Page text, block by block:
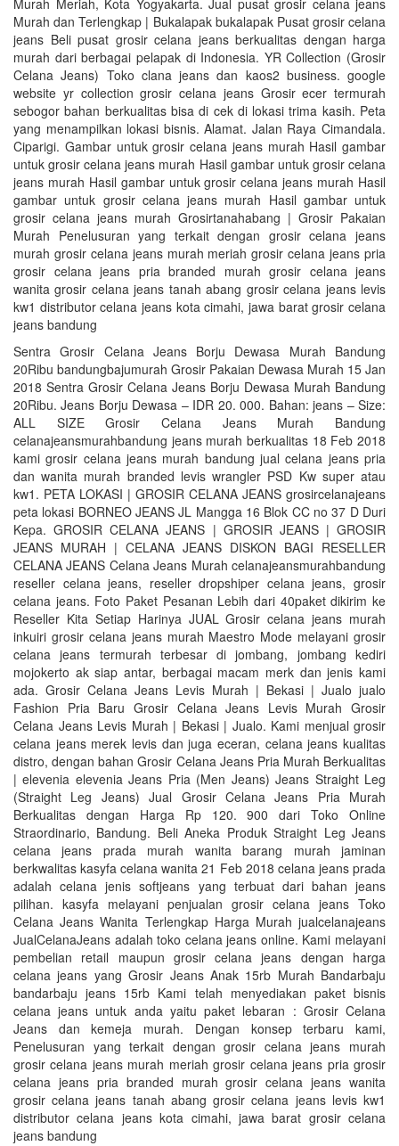
Murah Meriah, Kota Yogyakarta. Jual pusat grosir celana jeans
Murah dan Terlengkap | Bukalapak bukalapak Pusat grosir celana
jeans Beli pusat grosir celana jeans berkualitas dengan harga
murah dari berbagai pelapak di Indonesia. YR Collection (Grosir
Celana Jeans) Toko clana jeans dan kaos2 business. google
website yr collection grosir celana jeans Grosir ecer termurah
sebogor bahan berkualitas bisa di cek di lokasi trima kasih. Peta
yang menampilkan lokasi bisnis. Alamat. Jalan Raya Cimandala.
Ciparigi. Gambar untuk grosir celana jeans murah Hasil gambar
untuk grosir celana jeans murah Hasil gambar untuk grosir celana
jeans murah Hasil gambar untuk grosir celana jeans murah Hasil
gambar untuk grosir celana jeans murah Hasil gambar untuk
grosir celana jeans murah Grosirtanahabang | Grosir Pakaian
Murah‎ Penelusuran yang terkait dengan grosir celana jeans
murah grosir celana jeans murah meriah grosir celana jeans pria
grosir celana jeans pria branded murah grosir celana jeans
wanita grosir celana jeans tanah abang grosir celana jeans levis
kw1 distributor celana jeans kota cimahi, jawa barat grosir celana
jeans bandung
Sentra Grosir Celana Jeans Borju Dewasa Murah Bandung
20Ribu bandungbajumurah Grosir Pakaian Dewasa Murah 15 Jan
2018 Sentra Grosir Celana Jeans Borju Dewasa Murah Bandung
20Ribu. Jeans Borju Dewasa – IDR 20. 000. Bahan: jeans – Size:
ALL SIZE Grosir Celana Jeans Murah Bandung
celanajeansmurahbandung jeans murah berkualitas 18 Feb 2018
kami grosir celana jeans murah bandung jual celana jeans pria
dan wanita murah branded levis wrangler PSD Kw super atau
kw1. PETA LOKASI | GROSIR CELANA JEANS grosircelanajeans
peta lokasi BORNEO JEANS JL Mangga 16 Blok CC no 37 D Duri
Kepa. GROSIR CELANA JEANS | GROSIR JEANS | GROSIR
JEANS MURAH | CELANA JEANS DISKON BAGI RESELLER
CELANA JEANS Celana Jeans Murah celanajeansmurahbandung
reseller celana jeans, reseller dropshiper celana jeans, grosir
celana jeans. Foto Paket Pesanan Lebih dari 40paket dikirim ke
Reseller Kita Setiap Harinya JUAL Grosir celana jeans murah
inkuiri grosir celana jeans murah Maestro Mode melayani grosir
celana jeans termurah terbesar di jombang, jombang kediri
mojokerto ak siap antar, berbagai macam merk dan jenis kami
ada. Grosir Celana Jeans Levis Murah | Bekasi | Jualo jualo
Fashion Pria Baru Grosir Celana Jeans Levis Murah Grosir
Celana Jeans Levis Murah | Bekasi | Jualo. Kami menjual grosir
celana jeans merek levis dan juga eceran, celana jeans kualitas
distro, dengan bahan Grosir Celana Jeans Pria Murah Berkualitas
| elevenia elevenia Jeans Pria (Men Jeans) Jeans Straight Leg
(Straight Leg Jeans) Jual Grosir Celana Jeans Pria Murah
Berkualitas dengan Harga Rp 120. 900 dari Toko Online
Straordinario, Bandung. Beli Aneka Produk Straight Leg Jeans
celana jeans prada murah wanita barang murah jaminan
berkwalitas kasyfa celana wanita 21 Feb 2018 celana jeans prada
adalah celana jenis softjeans yang terbuat dari bahan jeans
pilihan. kasyfa melayani penjualan grosir celana jeans Toko
Celana Jeans Wanita Terlengkap Harga Murah jualcelanajeans
JualCelanaJeans adalah toko celana jeans online. Kami melayani
pembelian retail maupun grosir celana jeans dengan harga
celana jeans yang Grosir Jeans Anak 15rb Murah Bandarbaju
bandarbaju jeans 15rb Kami telah menyediakan paket bisnis
celana jeans untuk anda yaitu paket lebaran : Grosir Celana
Jeans dan kemeja murah. Dengan konsep terbaru kami,
Penelusuran yang terkait dengan grosir celana jeans murah
grosir celana jeans murah meriah grosir celana jeans pria grosir
celana jeans pria branded murah grosir celana jeans wanita
grosir celana jeans tanah abang grosir celana jeans levis kw1
distributor celana jeans kota cimahi, jawa barat grosir celana
jeans bandung